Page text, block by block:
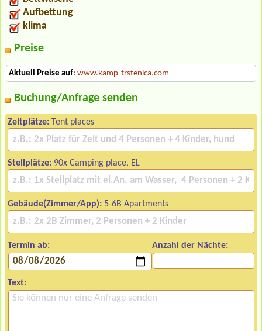
Aufbettung
klima
Preise
Aktuell Preise auf: www.kamp-trstenica.com
Buchung/Anfrage senden
Zeltplätze: Tent places
Stellplätze: 90x Camping place, EL
Gebäude(Zimmer/App): 5-6B Apartments
Termin ab: Anzahl der Nächte:
Text: